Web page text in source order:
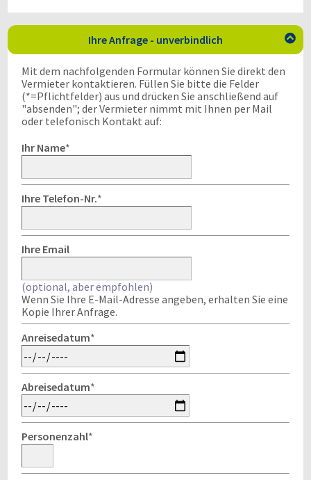
Ihre Anfrage - unverbindlich 
Mit dem nachfolgenden Formular können Sie direkt den
Vermieter kontaktieren. Füllen Sie bitte die Felder
(*=Pflichtfelder) aus und drücken Sie anschließend auf
"absenden"; der Vermieter nimmt mit Ihnen per Mail
oder telefonisch Kontakt auf:
Ihr Name*
Ihre Telefon-Nr.*
Ihre Email
(optional, aber empfohlen)
Wenn Sie Ihre E-Mail-Adresse angeben, erhalten Sie eine
Kopie Ihrer Anfrage.
Anreisedatum*
Abreisedatum*
Personenzahl*